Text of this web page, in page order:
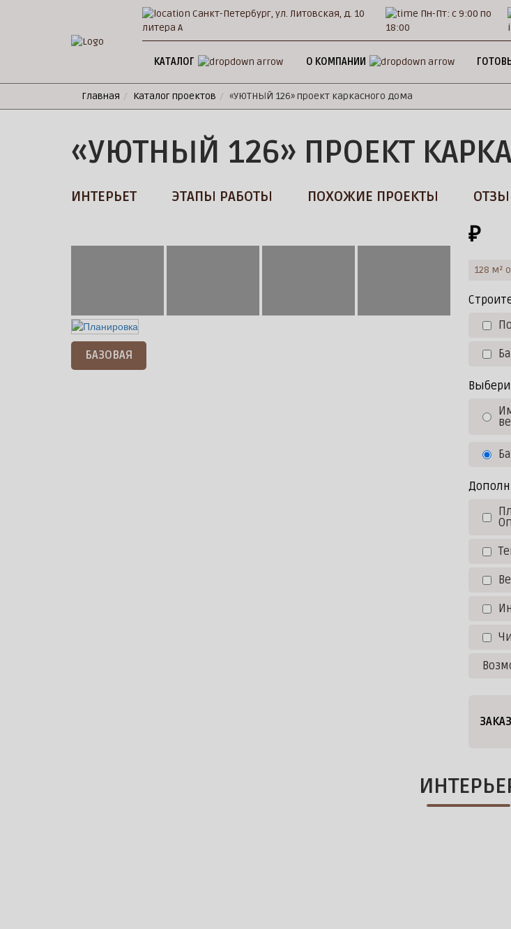
Санкт-Петербург, ул. Литовская, д. 10
литера А
Пн-Пт: с 9:00 по
18:00
КАТАЛОГ О КОМПАНИИ
Главная Каталог проектов «УЮТНЫЙ 126» проект каркасного дома
«УЮТНЫЙ 126» ПРОЕКТ
ИНТЕРЬЕТ ЭТАПЫ РАБОТЫ ПОХОЖИЕ ПРОЕКТЫ
БАЗОВАЯ
₽
128 м²